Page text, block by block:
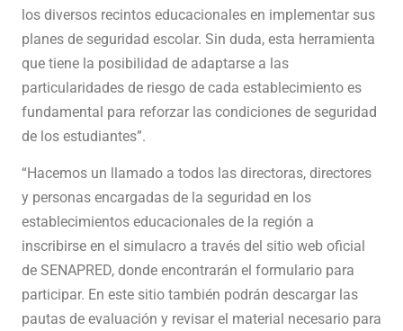
los diversos recintos educacionales en implementar sus
planes de seguridad escolar. Sin duda, esta herramienta
que tiene la posibilidad de adaptarse a las
particularidades de riesgo de cada establecimiento es
fundamental para reforzar las condiciones de seguridad
de los estudiantes”.
“Hacemos un llamado a todos las directoras, directores
y personas encargadas de la seguridad en los
establecimientos educacionales de la región a
inscribirse en el simulacro a través del sitio web oficial
de SENAPRED, donde encontrarán el formulario para
participar. En este sitio también podrán descargar las
pautas de evaluación y revisar el material necesario para